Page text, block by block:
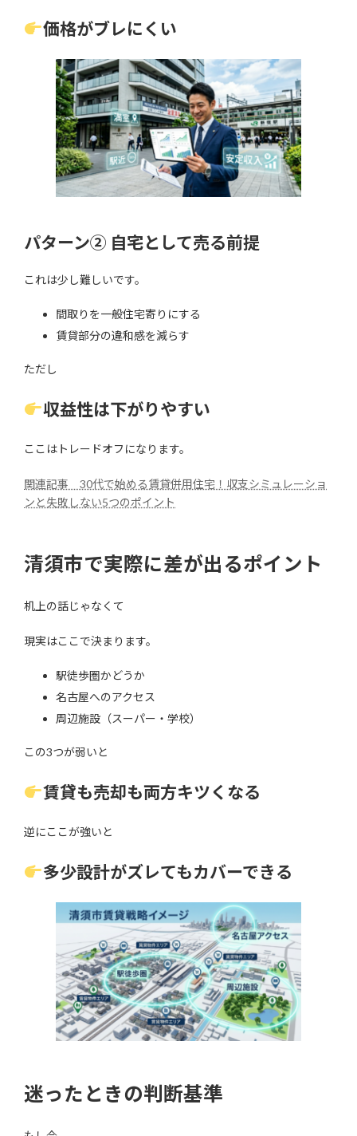
価格がブレにくい
パターン② 自宅として売る前提
これは少し難しいです。
間取りを一般住宅寄りにする
賃貸部分の違和感を減らす
ただし
収益性は下がりやすい
ここはトレードオフになります。
関連記事 30代で始める賃貸併用住宅！収支シミュレーショ
ンと失敗しない5つのポイント
清須市で実際に差が出るポイント
机上の話じゃなくて
現実はここで決まります。
駅徒歩圏かどうか
名古屋へのアクセス
周辺施設（スーパー・学校）
この3つが弱いと
賃貸も売却も両方キツくなる
逆にここが強いと
多少設計がズレてもカバーできる
迷ったときの判断基準